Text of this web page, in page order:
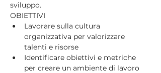
sviluppo.
OBIETTIVI
Lavorare sulla cultura
organizzativa per valorizzare
talenti e risorse
Identificare obiettivi e metriche
per creare un ambiente di lavoro